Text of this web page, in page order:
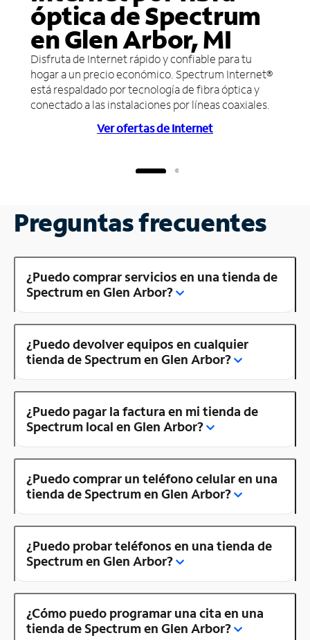
óptica de Spectrum
en Glen Arbor, MI
Disfruta de Internet rápido y confiable para tu
hogar a un precio económico. Spectrum Internet®
está respaldado por tecnología de fibra óptica y
conectado a las instalaciones por líneas coaxiales.
Ver ofertas de Internet
Preguntas frecuentes
¿Puedo comprar servicios en una tienda de
Spectrum en Glen Arbor?
¿Puedo devolver equipos en cualquier
tienda de Spectrum en Glen Arbor?
¿Puedo pagar la factura en mi tienda de
Spectrum local en Glen Arbor?
¿Puedo comprar un teléfono celular en una
tienda de Spectrum en Glen Arbor?
¿Puedo probar teléfonos en una tienda de
Spectrum en Glen Arbor?
¿Cómo puedo programar una cita en una
tienda de Spectrum en Glen Arbor?